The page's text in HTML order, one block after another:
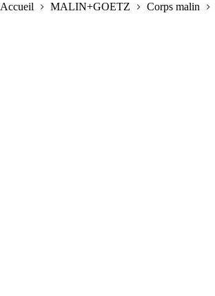
Accueil MALIN+GOETZ Corps malin